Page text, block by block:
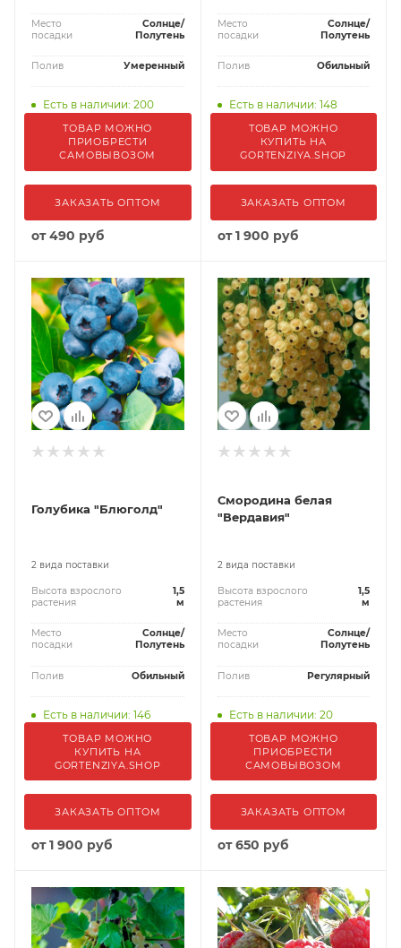
Место
посадки
Солнце/
Полутень
Полив Умеренный
Есть в наличии: 200
ТОВАР МОЖНО
ПРИОБРЕСТИ
САМОВЫВОЗОМ
ЗАКАЗАТЬ ОПТОМ
от490 руб
Место
посадки
Солнце/
Полутень
Полив Обильный
Есть в наличии: 148
ТОВАР МОЖНО
КУПИТЬ НА
GORTENZIYA.SHOP
ЗАКАЗАТЬ ОПТОМ
от1 900 руб
Голубика "Блюголд"
2 вида поставки
Высота взрослого
растения
1,5
м
Место
посадки
Солнце/
Полутень
Полив Обильный
Есть в наличии: 146
ТОВАР МОЖНО
КУПИТЬ НА
GORTENZIYA.SHOP
ЗАКАЗАТЬ ОПТОМ
от1 900 руб
Смородина белая
"Вердавия"
2 вида поставки
Высота взрослого
растения
1,5
м
Место
посадки
Солнце/
Полутень
Полив Регулярный
Есть в наличии: 20
ТОВАР МОЖНО
ПРИОБРЕСТИ
САМОВЫВОЗОМ
ЗАКАЗАТЬ ОПТОМ
от650 руб